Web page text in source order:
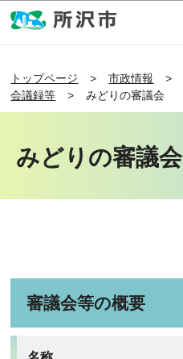
トップページ 市政情報
会議録等
みどりの審議会
みどりの審議会
審議会等の概要